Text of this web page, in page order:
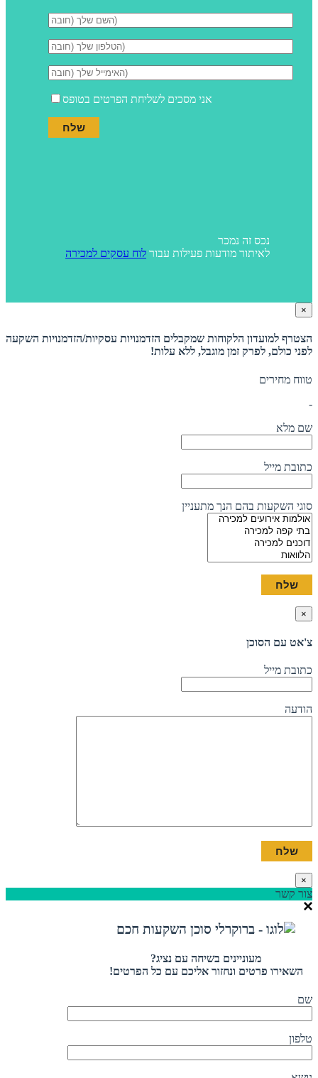
אני מסכים לשליחת הפרטים בטופס
נכס זה נמכר
לאיתור מודעות פעילות עבור לוח עסקים למכירה
×
הצטרף למועדון הלקוחות שמקבלים הזדמנויות עסקיות/הזדמנויות השקעה
לפני כולם, לפרק זמן מוגבל, ללא עלות!
טווח מחירים
-
שם מלא
כתובת מייל
סוגי השקעות בהם הנך מתעניין
×
צ'אט עם הסוכן
כתובת מייל
הודעה
×
צור קשר
מעוניינים בשיחה עם נציג?
השאירו פרטים ונחזור אליכם עם כל הפרטים!
שם
טלפון